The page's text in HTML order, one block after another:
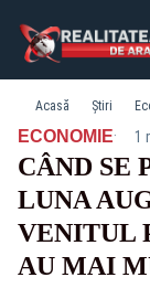
Acasă Știri
ECONOMIE· 1
CÂND SE
LUNA
VENITUL
AU MAI